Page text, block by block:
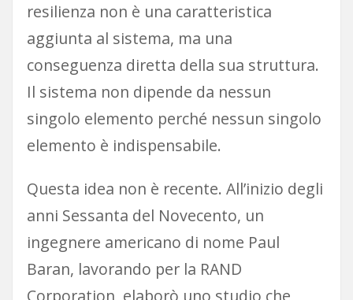
resilienza non è una caratteristica
aggiunta al sistema, ma una
conseguenza diretta della sua struttura.
Il sistema non dipende da nessun
singolo elemento perché nessun singolo
elemento è indispensabile.
Questa idea non è recente. All’inizio degli
anni Sessanta del Novecento, un
ingegnere americano di nome Paul
Baran, lavorando per la RAND
Corporation, elaborò uno studio che